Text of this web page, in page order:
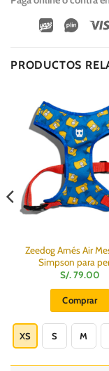
Wirecard
Vipps
PRODUCTOS
Zeedog Arnés Air
Simpson para
S/.79.00
Comprar
tiene
XS S M